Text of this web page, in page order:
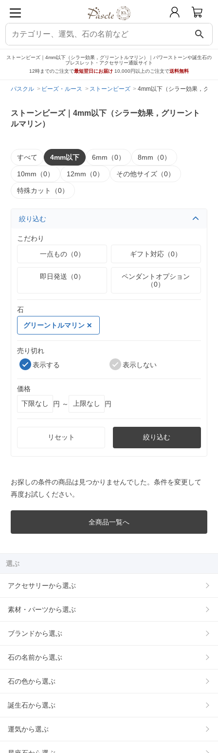
search
ストーンビーズ｜4mm以下（シラー効果，グリーントルマリン）｜パワーストーンや誕生石の
ブレスレット・アクセサリー通販サイト
12時までのご注文で最短翌日にお届け 10,000円以上のご注文で送料無料
パスクル ビーズ・ルース ストーンビーズ 4mm以下（シラー効果，グリ
ストーンビーズ｜4mm以下（シラー効果，グリーント
ルマリン）
すべて 4mm以下 6mm（0） 8mm（0）
10mm（0） 12mm（0） その他サイズ（0）
特殊カット（0）
絞り込む
こだわり
一点もの（0）
ギフト対応（0）
即日発送（0）
ペンダントオプション
（0）
石
グリーントルマリン
売り切れ
表示する
表示しない
価格
円 ～
円
リセット 絞り込む
お探しの条件の商品は見つかりませんでした。条件を変更して
再度お試しください。
全商品一覧へ
選ぶ
アクセサリーから選ぶ
素材・パーツから選ぶ
ブランドから選ぶ
石の名前から選ぶ
石の色から選ぶ
誕生石から選ぶ
運気から選ぶ